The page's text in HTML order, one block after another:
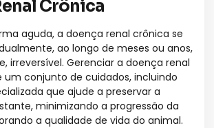
Crônica
aguda, a doença renal crônica se
ao longo de meses ou anos,
irreversível. Gerenciar a doença renal
um conjunto de cuidados, incluindo
que ajude a preservar a
minimizando a progressão da
a qualidade de vida do animal.